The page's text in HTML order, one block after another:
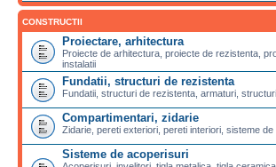
CONSTRUCTII
Proiectare, arhitectura
Proiecte de arhitectura, proiecte de rezistenta,
instalatii
Fundatii, structuri de rezistenta
Fundatii, structuri de rezistenta, armaturi,
Compartimentari, zidarie
Zidarie, pereti exteriori, pereti interiori, sisteme
Sisteme de acoperisuri